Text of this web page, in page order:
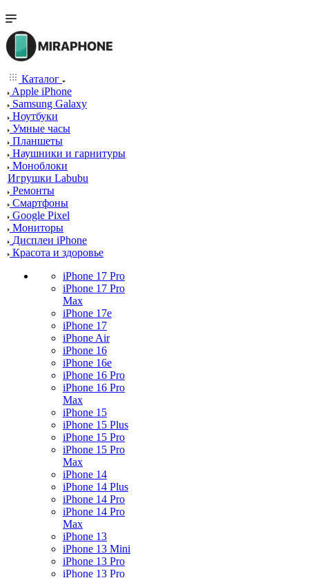
Каталог
Apple iPhone
Samsung Galaxy
Ноутбуки
Умные часы
Планшеты
Наушники и гарнитуры
Моноблоки
Игрушки Labubu
Ремонты
Смартфоны
Google Pixel
Мониторы
Дисплеи iPhone
Красота и здоровье
iPhone 17 Pro
iPhone 17 Pro
Max
iPhone 17e
iPhone 17
iPhone Air
iPhone 16
iPhone 16e
iPhone 16 Pro
iPhone 16 Pro
Max
iPhone 15
iPhone 15 Plus
iPhone 15 Pro
iPhone 15 Pro
Max
iPhone 14
iPhone 14 Plus
iPhone 14 Pro
iPhone 14 Pro
Max
iPhone 13
iPhone 13 Mini
iPhone 13 Pro
iPhone 13 Pro